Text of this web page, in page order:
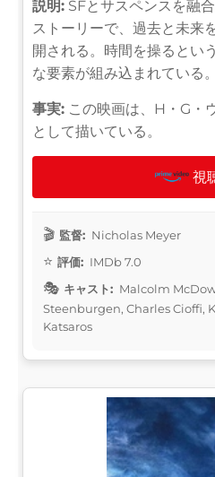
説明: SFとサスペンスを融
ストーリーで、過去と未来
開される。時間を操るとい
な要素が組み込まれている。
事実: この映画は、H・G・
として描いている。
視
監督: Nicholas Meyer
評価: IMDb 7.0
キャスト: Malcolm
Steenburgen, Charles Cioffi,
Katsaros